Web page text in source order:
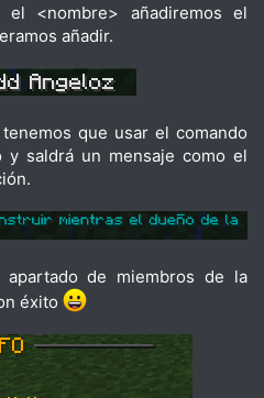
<nombre> añadiremos el
añadir.
que usar el comando
y saldrá un mensaje como el
de miembros de la
éxito